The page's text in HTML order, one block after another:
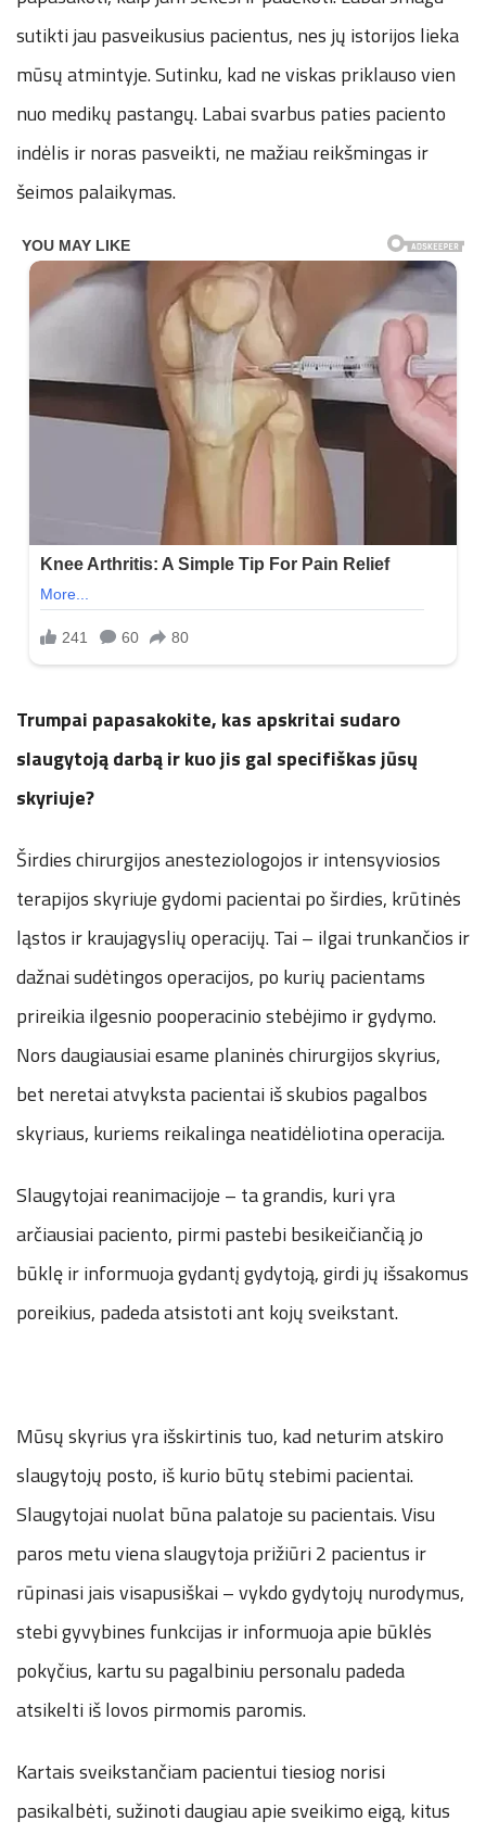
sutikti jau pasveikusius pacientus, nes jų istorijos lieka
mūsų atmintyje. Sutinku, kad ne viskas priklauso vien
nuo medikų pastangų. Labai svarbus paties paciento
indėlis ir noras pasveikti, ne mažiau reikšmingas ir
šeimos palaikymas.
Trumpai papasakokite, kas apskritai sudaro
slaugytoją darbą ir kuo jis gal specifiškas jūsų
skyriuje?
Širdies chirurgijos anesteziologojos ir intensyviosios
terapijos skyriuje gydomi pacientai po širdies, krūtinės
ląstos ir kraujagyslių operacijų. Tai – ilgai trunkančios ir
dažnai sudėtingos operacijos, po kurių pacientams
prireikia ilgesnio pooperacinio stebėjimo ir gydymo.
Nors daugiausiai esame planinės chirurgijos skyrius,
bet neretai atvyksta pacientai iš skubios pagalbos
skyriaus, kuriems reikalinga neatidėliotina operacija.
Slaugytojai reanimacijoje – ta grandis, kuri yra
arčiausiai paciento, pirmi pastebi besikeičiančią jo
būklę ir informuoja gydantį gydytoją, girdi jų išsakomus
poreikius, padeda atsistoti ant kojų sveikstant.
Mūsų skyrius yra išskirtinis tuo, kad neturim atskiro
slaugytojų posto, iš kurio būtų stebimi pacientai.
Slaugytojai nuolat būna palatoje su pacientais. Visu
paros metu viena slaugytoja prižiūri 2 pacientus ir
rūpinasi jais visapusiškai – vykdo gydytojų nurodymus,
stebi gyvybines funkcijas ir informuoja apie būklės
pokyčius, kartu su pagalbiniu personalu padeda
atsikelti iš lovos pirmomis paromis.
Kartais sveikstančiam pacientui tiesiog norisi
pasikalbėti, sužinoti daugiau apie sveikimo eigą, kitus